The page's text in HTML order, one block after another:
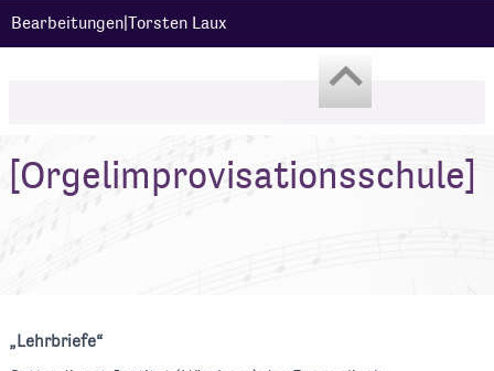
Bearbeitungen|Torsten Laux
[Orgelimprovisationsschule]
„Lehrbriefe“